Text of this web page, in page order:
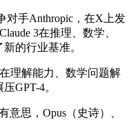
手Anthropic，在X上发
3在推理、数学、
的行业基准。
理解能力、数学问题解
GPT-4。
思，Opus（史诗）、